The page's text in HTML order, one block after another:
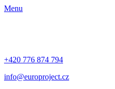
Menu
+420 776 874 794
info@europroject.cz